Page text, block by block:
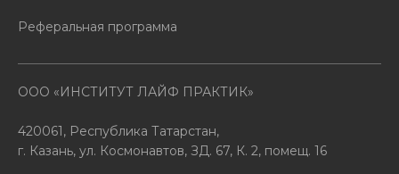
Реферальная программа
ООО «ИНСТИТУТ ЛАЙФ ПРАКТИК»
420061, Республика Татарстан,
г. Казань, ул. Космонавтов, ЗД. 67, К. 2, помещ. 16